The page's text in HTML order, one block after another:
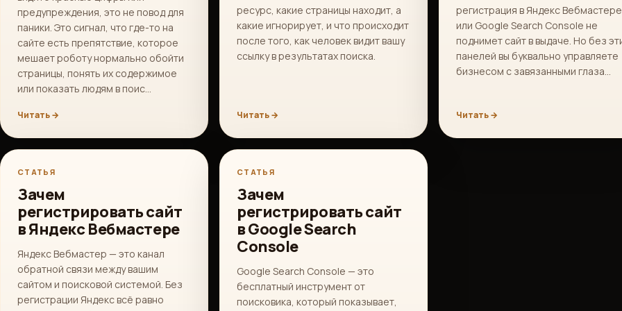
предупреждения, это не повод для
паники. Это сигнал, что где-то на
сайте есть препятствие, которое
мешает роботу нормально обойти
страницы, понять их содержимое
или показать людям в поис…
Читать →
ресурс, какие страницы находит, а
какие игнорирует, и что происходит
после того, как человек видит вашу
ссылку в результатах поиска.
Читать →
регистрация в Яндекс Вебмастере
или Google Search Console не
поднимет сайт в выдаче. Но без
панелей вы буквально управляете
бизнесом с завязанными глаза…
Читать →
СТАТЬЯ
Зачем
регистрировать сайт
в Яндекс Вебмастере
Яндекс Вебмастер — это канал
обратной связи между вашим
сайтом и поисковой системой. Без
регистрации Яндекс всё равно
СТАТЬЯ
Зачем
регистрировать сайт
в Google Search
Console
Google Search Console — это
бесплатный инструмент от
поисковика, который показывает,